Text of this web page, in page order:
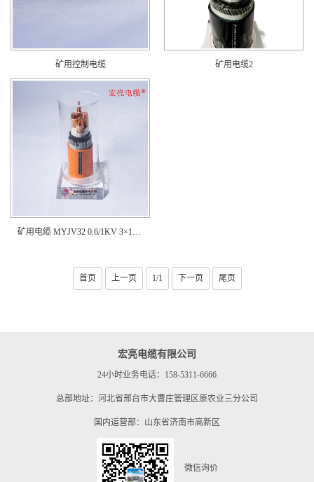
矿用控制电缆 矿用电缆2
矿用电缆 MYJV32 0.6/1KV 3×185+1×95
首页 上一页 1/1 下一页 尾页
宏亮电缆有限公司
24小时业务电话：158-5311-6666
总部地址：河北省邢台市大曹庄管理区原农业三分公司
国内运营部：山东省济南市高新区
微信询价